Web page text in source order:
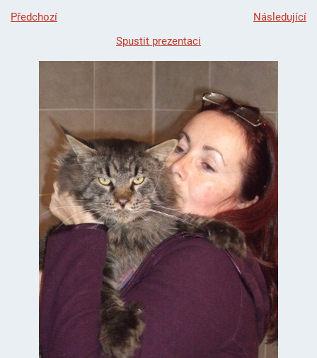
Felinoterapie.cz
Předchozí
Následující
Spustit prezentaci